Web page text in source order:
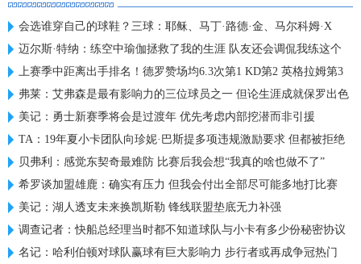
会选谁穿自己的球鞋？三球：耶稣、马丁·路德·金、马尔科姆·X
迈尔斯·特纳：练空中瑜伽拯救了我的生涯 队友还会调侃我练这个
上赛季中距离出手排名！德罗赞场均6.3次第1 KD第2 英格拉姆第3
弗莱：艾弗森是最有影响力的三位球员之一 但论生涯成就保罗出色
美记：勇士新赛季将会是过渡年 优先考虑内部挖潜而非引援
TA：19年夏小卡团队向珍妮·巴斯提多项违规激励要求 但都被拒绝
贝弗利：感觉东契奇最难防 比赛后我会想“我真的啥也做不了”
希罗谈加盟雄鹿：确实有压力 但我会付出全部尽可能多地打比赛
美记：湖人透支未来换凯斯勒 锋线联盟垫底无力补强
调查记者：快船总经理当时都不知道球队与小卡有多少份秘密协议
名记：哈利伯顿对球队赢球有巨大影响力 步行者或再成争冠热门